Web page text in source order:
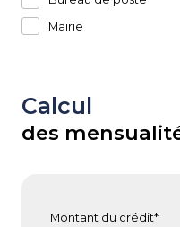
Mairie
Calcul
des
Montant du crédit*